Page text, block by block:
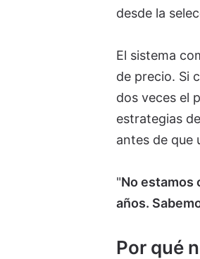
desde la
El sistema
de precio. Si
dos veces el
estrategias
antes de que
"No estamos
años.
Por qué